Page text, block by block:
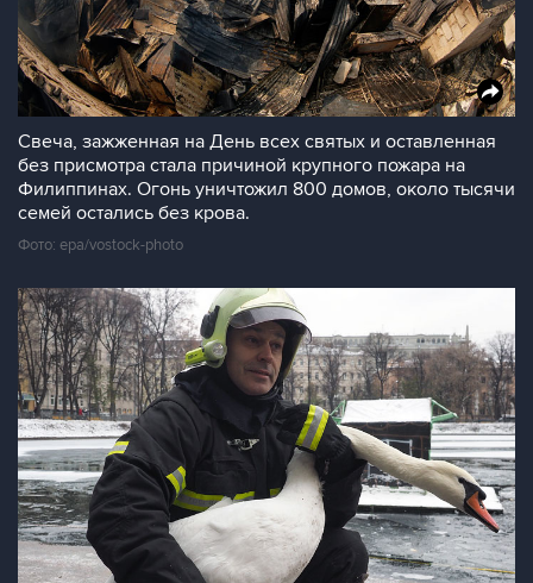
Свеча, зажженная на День всех святых и оставленная
без присмотра стала причиной крупного пожара на
Филиппинах. Огонь уничтожил 800 домов, около тысячи
семей остались без крова.
Фото: epa/vostock-photo